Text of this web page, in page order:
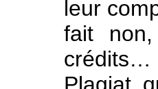
leur
fait
crédits…